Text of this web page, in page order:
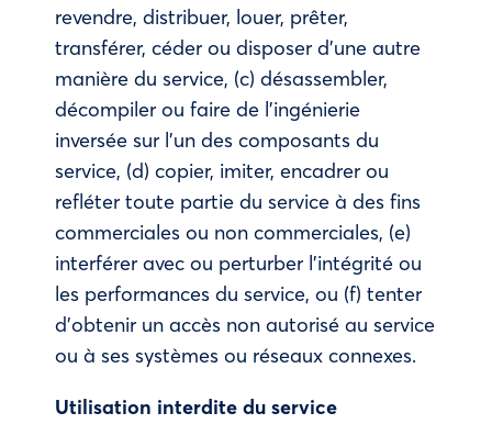
revendre, distribuer, louer, prêter,
transférer, céder ou disposer d’une autre
manière du service, (c) désassembler,
décompiler ou faire de l’ingénierie
inversée sur l’un des composants du
service, (d) copier, imiter, encadrer ou
refléter toute partie du service à des fins
commerciales ou non commerciales, (e)
interférer avec ou perturber l’intégrité ou
les performances du service, ou (f) tenter
d’obtenir un accès non autorisé au service
ou à ses systèmes ou réseaux connexes.
Utilisation interdite du service